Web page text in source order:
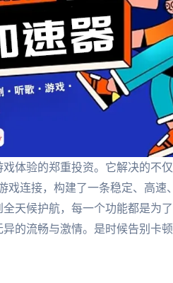
体验的郑重投资。它解决的不
戏连接，构建了一条稳定、高速
天候护航，每一个功能都是为
的流畅与激情。是时候告别卡